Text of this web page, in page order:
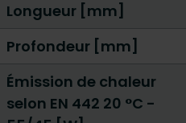
Longueur [mm]
Profondeur [mm]
Émission de chaleur
selon EN 442 20 °C -